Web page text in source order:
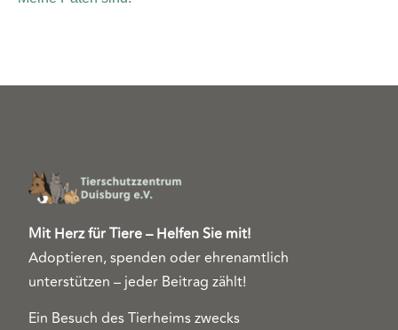
Mit Herz für Tiere – Helfen Sie mit!
Adoptieren, spenden oder ehrenamtlich
unterstützen – jeder Beitrag zählt!
Ein Besuch des Tierheims zwecks